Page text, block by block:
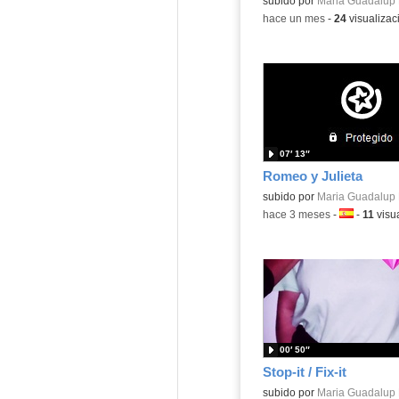
-hace un mes- 24
Romeo y Julieta
Contenido educativo.
subido por Maria Guadalup
07′ 13″
-hace 3 meses- Idioma:
- 11
Stop-it / Fix-it
Contenido educativo.
subido por Maria Guadalup
00′ 50″